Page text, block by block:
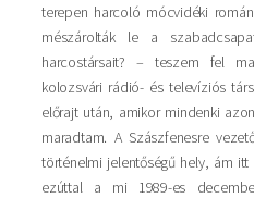
terepen harcoló mócvidéki
mészárolták le a
harcostársait? – teszem fel
kolozsvári rádió- és televíziós
előrajt után, amikor mindenki
maradtam. A Szászfenesre
történelmi jelentőségű hely, ám
ezúttal a mi 1989-es